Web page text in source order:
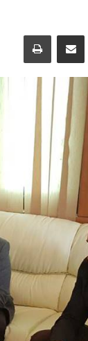
مشاركة عبر البريد طباعة